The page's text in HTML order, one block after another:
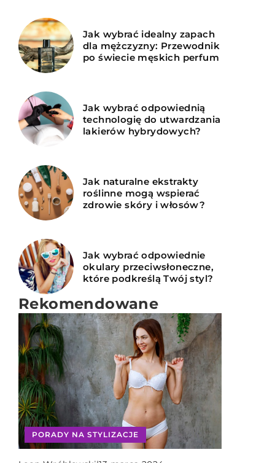
Jak wybrać idealny zapach
dla mężczyzny: Przewodnik
po świecie męskich perfum
Jak wybrać odpowiednią
technologię do utwardzania
lakierów hybrydowych?
Jak naturalne ekstrakty
roślinne mogą wspierać
zdrowie skóry i włosów?
Jak wybrać odpowiednie
okulary przeciwsłoneczne,
które podkreślą Twój styl?
Rekomendowane
ZDROWIE
PORADY NA STYLIZACJE
PORADY NA STYLIZACJE